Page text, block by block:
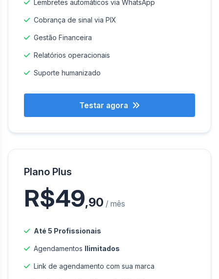
Lembretes automáticos via WhatsApp
Cobrança de sinal via PIX
Gestão Financeira
Relatórios operacionais
Suporte humanizado
Testar agora
Plano Plus
R$49,90 / mês
Até 5 Profissionais
Agendamentos Ilimitados
Link de agendamento com sua marca